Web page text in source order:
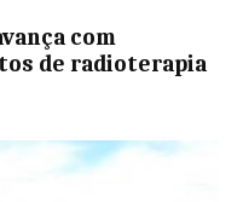
com
de radioterapia